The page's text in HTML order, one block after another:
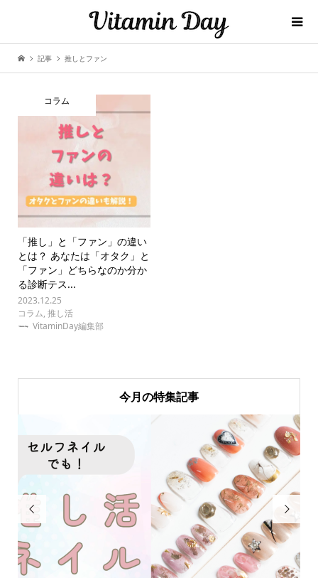
記事 推しとファン
コラム
「推し」と「ファン」の違い
とは？ あなたは「オタク」と
「ファン」どちらなのか分か
る診断テス...
2023.12.25
コラム, 推し活
VitaminDay編集部
今月の特集記事
 